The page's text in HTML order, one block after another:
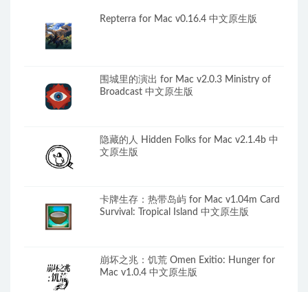
Repterra for Mac v0.16.4 中文原生版
围城里的演出 for Mac v2.0.3 Ministry of
Broadcast 中文原生版
隐藏的人 Hidden Folks for Mac v2.1.4b 中
文原生版
卡牌生存：热带岛屿 for Mac v1.04m Card
Survival: Tropical Island 中文原生版
崩坏之兆：饥荒 Omen Exitio: Hunger for
Mac v1.0.4 中文原生版